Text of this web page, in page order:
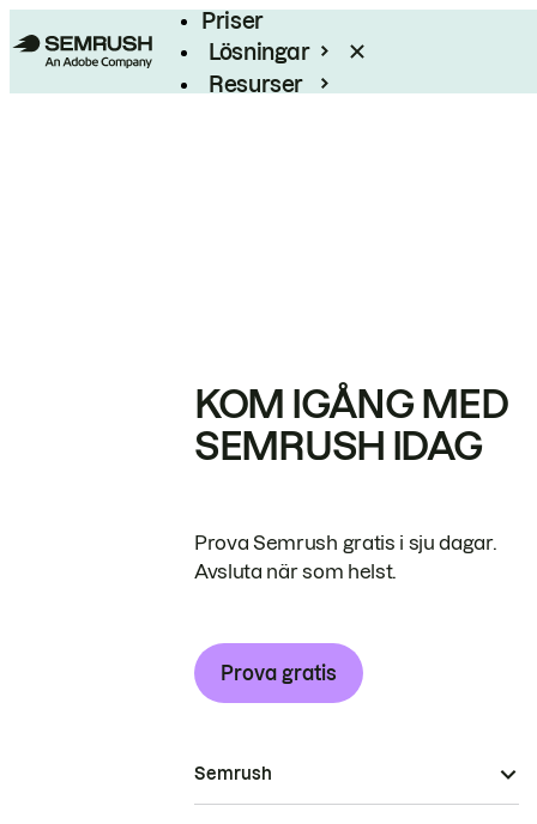
Priser
Lösningar
Resurser
KOM IGÅNG MED
SEMRUSH IDAG
Prova Semrush gratis i sju dagar.
Avsluta när som helst.
Prova gratis
Semrush